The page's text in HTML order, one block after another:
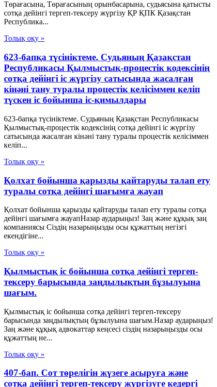
Төрағасына, Төрағасының орынбасарына, судьясына қатысты
сотқа дейінгі тергеп-тексеру жүргiзу ҚР ҚПК Қазақстан
Республика...
Толық оқу »
623-бапқа түсініктеме. Судьяның Қазақстан
Республикасы Қылмыстық-процестік кодексінің
сотқа дейінгі іс жүргізу сатысында жасалған
кінәні тану туралы процестік келісіммен келіп
түскен іс бойынша іс-қимылдары
623-бапқа түсініктеме. Судьяның Қазақстан Республикасы
Қылмыстық-процестік кодексінің сотқа дейінгі іс жүргізу
сатысында жасалған кінәні тану туралы процестік келісіммен
келіп...
Толық оқу »
Қолхат бойынша қарызды қайтаруды талап ету
туралы сотқа дейінгі шағымға жауап
Қолхат бойынша қарызды қайтаруды талап ету туралы сотқа
дейінгі шағымға жауапНазар аударыңыз! Заң және құқық заң
компаниясы Сіздің назарыңызды осы құжаттың негізгі
екендігіне...
Толық оқу »
Қылмыстық іс бойынша сотқа дейінгі тергеп-
тексеру барысында заңдылықтың бұзылуына
шағым.
Қылмыстық іс бойынша сотқа дейінгі тергеп-тексеру
барысында заңдылықтың бұзылуына шағым.Назар аударыңыз!
Заң және құқық адвокаттар кеңсесі сіздің назарыңызды осы
құжаттың не...
Толық оқу »
407-бап. Сот төрелiгiн жүзеге асыруға және
сотқа дейінгі тергеп-тексеру жүргiзуге кедергi